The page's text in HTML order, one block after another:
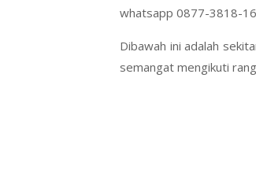
whatsapp 0877-3818-
Dibawah ini adalah
semangat mengikuti